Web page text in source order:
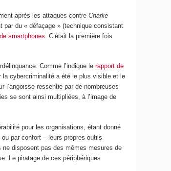
après les attaques contreCharlie
par du « défaçage » (technique consistant
smartphones . C’était la première fois
Comme l’indique lerapport de
la cybercriminalité a été le plus visible et le
l’angoisse ressentie par de nombreuses
se sont ainsi multipliées, à l’image de
pour les organisations, étant donné
par confort – leurs propres outils
ne disposent pas des mêmes mesures de
Le piratage de ces périphériques